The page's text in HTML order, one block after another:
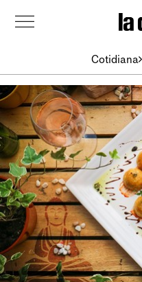
Cotidiana